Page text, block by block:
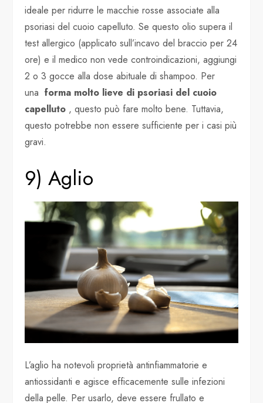
ideale per ridurre le macchie rosse associate alla
psoriasi del cuoio capelluto. Se questo olio supera il
test allergico (applicato sull’incavo del braccio per 24
ore) e il medico non vede controindicazioni, aggiungi
2 o 3 gocce alla dose abituale di shampoo. Per
una forma molto lieve di psoriasi del cuoio
capelluto , questo può fare molto bene. Tuttavia,
questo potrebbe non essere sufficiente per i casi più
gravi.
9) Aglio
L’aglio ha notevoli proprietà antinfiammatorie e
antiossidanti e agisce efficacemente sulle infezioni
della pelle. Per usarlo, deve essere frullato e